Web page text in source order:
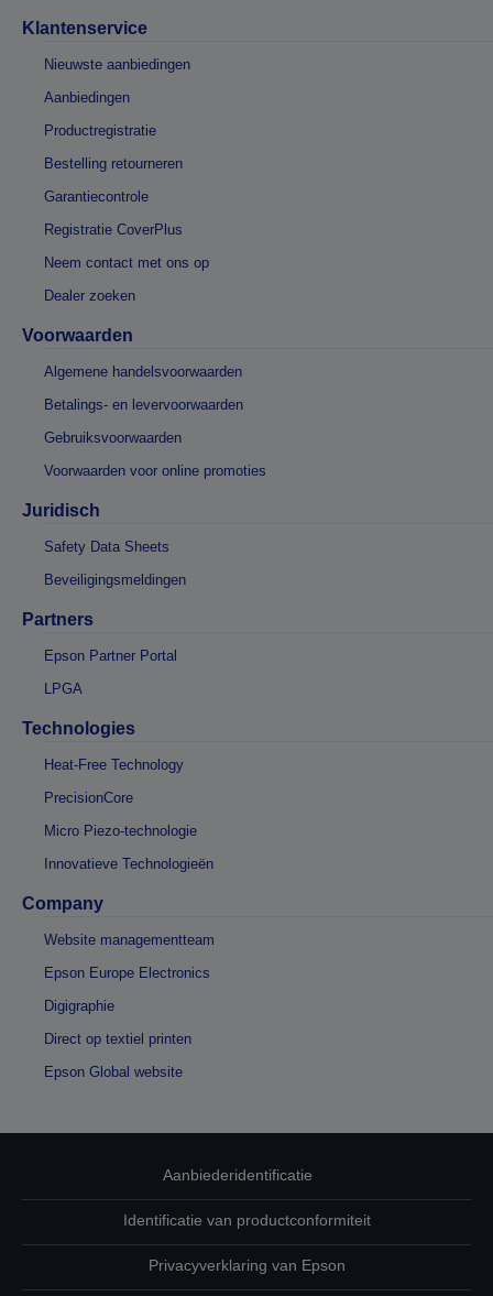
Klantenservice
Nieuwste aanbiedingen
Aanbiedingen
Productregistratie
Bestelling retourneren
Garantiecontrole
Registratie CoverPlus
Neem contact met ons op
Dealer zoeken
Voorwaarden
Algemene handelsvoorwaarden
Betalings- en levervoorwaarden
Gebruiksvoorwaarden
Voorwaarden voor online promoties
Juridisch
Safety Data Sheets
Beveiligingsmeldingen
Partners
Epson Partner Portal
LPGA
Technologies
Heat-Free Technology
PrecisionCore
Micro Piezo-technologie
Innovatieve Technologieën
Company
Website managementteam
Epson Europe Electronics
Digigraphie
Direct op textiel printen
Epson Global website
Aanbiederidentificatie
Identificatie van productconformiteit
Privacyverklaring van Epson